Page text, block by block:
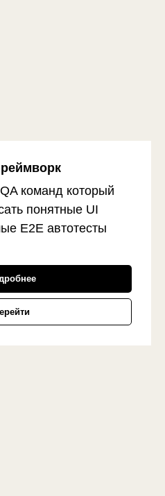
команд который
понятные UI
E2E автотесты